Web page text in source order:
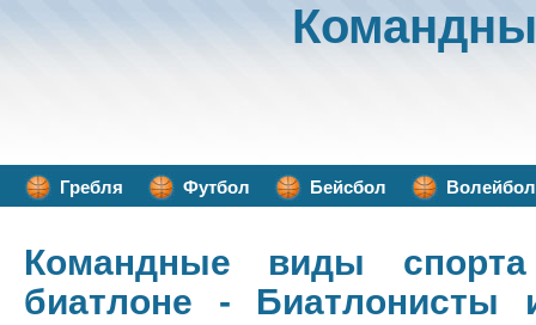
Гребля Футбол Бейсбол Волейбол
Командные виды спорта
биатлоне - Биатлонисты